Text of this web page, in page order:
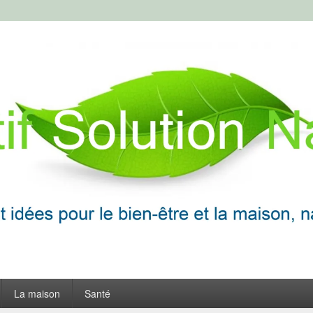
Naturelle
La maison Santé